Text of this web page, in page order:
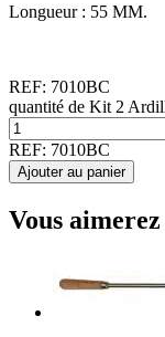
Longueur : 55 MM.
REF: 7010BC
quantité de Kit 2
REF: 7010BC
Ajouter au panier
Vous